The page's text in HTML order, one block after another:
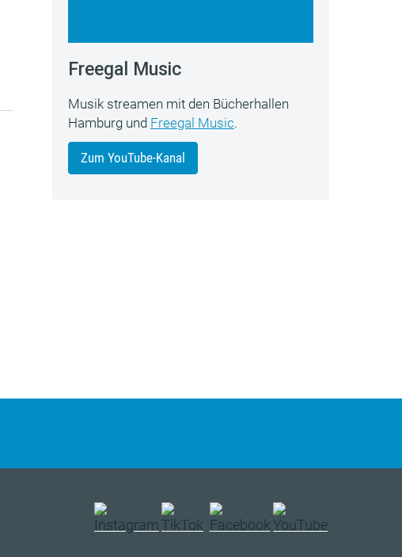
Freegal Music
Musik streamen mit den Bücherhallen
Hamburg und Freegal Music.
Zum YouTube-Kanal